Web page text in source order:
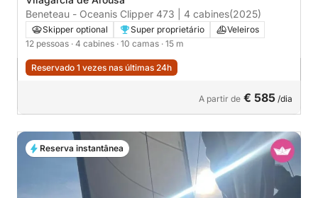
Beneteau - Oceanis Clipper 473 | 4 cabines(2025)
Skipper optional Super proprietário
Veleiros
12 pessoas · 4 cabines · 10 camas · 15 m
Reservado 1 vezes nas últimas 24h
A partir de € 585 /dia
Reserva instantânea